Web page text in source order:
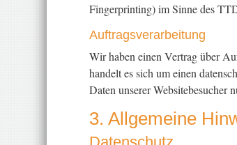
Fingerprinting) im Sinne des
Auftragsverarbeitung
Wir haben einen Vertrag über
handelt es sich um einen
Daten unserer Websitebesucher
3. Allgemeine